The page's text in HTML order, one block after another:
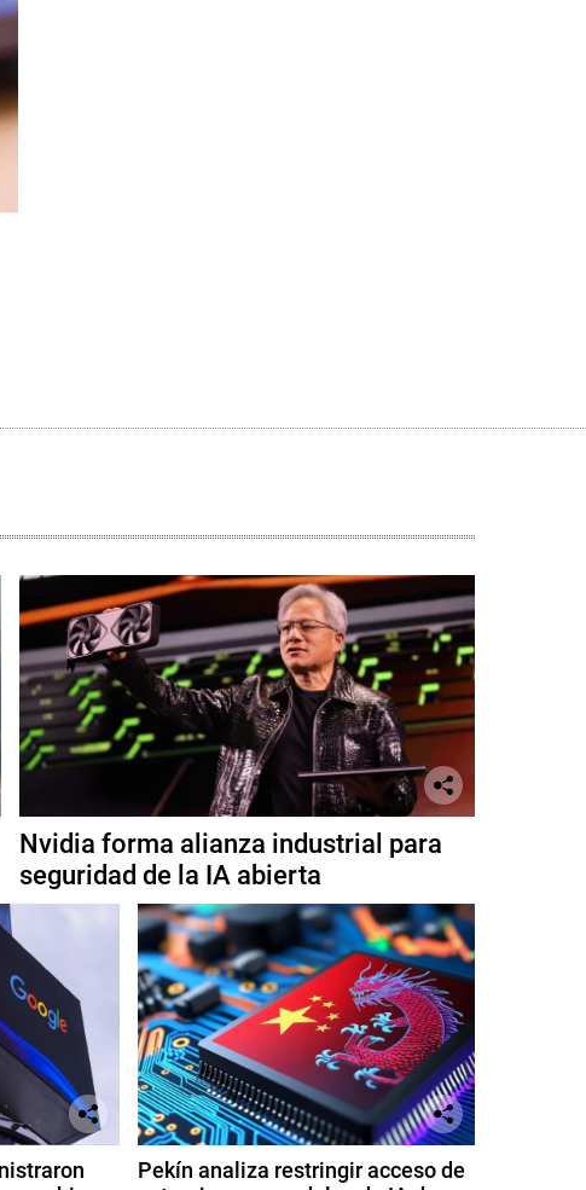
Nvidia forma alianza industrial para
seguridad de la IA abierta
Pekín analiza restringir acceso de